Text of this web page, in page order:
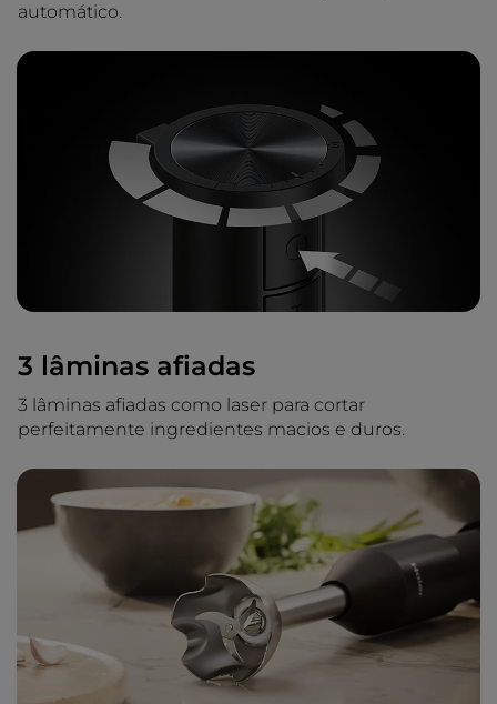
automático.
3 lâminas afiadas
3 lâminas afiadas como laser para cortar
perfeitamente ingredientes macios e duros.